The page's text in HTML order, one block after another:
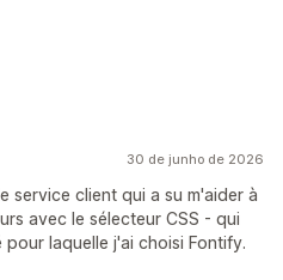
30 de junho de 2026
service client qui a su m'aider à
avec le sélecteur CSS - qui
laquelle j'ai choisi Fontify.